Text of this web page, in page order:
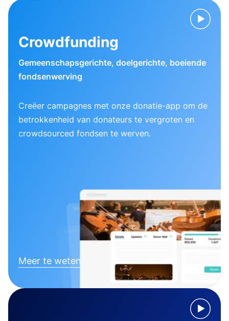
Crowdfunding
Gemeenschapsgerichte, doelgerichte, boeiende
fondsenwerving
Creëer campagnes met onze donatie-app om de
betrokkenheid van donateurs te vergroten en
crowdsourced fondsen te werven.
Meer te weten komen